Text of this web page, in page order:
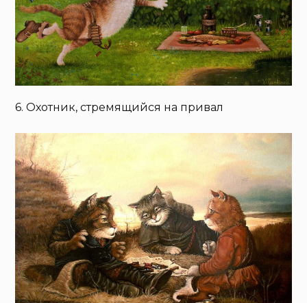
6. Охотник, стремящийся на привал